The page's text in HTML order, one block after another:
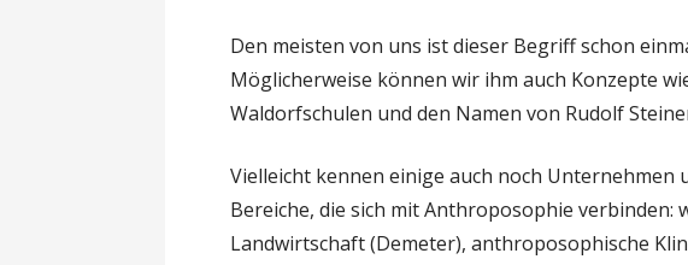
Den meisten von uns ist dieser Begriff schon
Möglicherweise können wir ihm auch Konzepte
Waldorfschulen und den Namen von Rudolf
Vielleicht kennen einige auch noch Unternehmen
Bereiche, die sich mit Anthroposophie verbinden:
Landwirtschaft (Demeter), anthroposophische